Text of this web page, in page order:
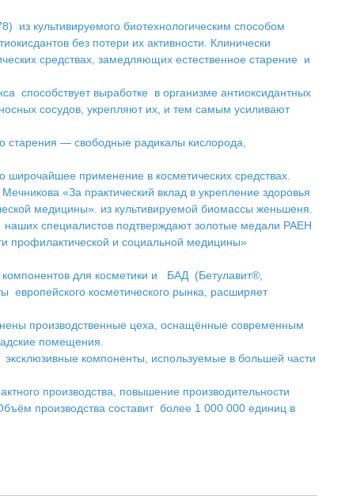
из культивируемого биотехнологическим способом
без потери их активности. Клинически
средствах, замедляющих естественное старение и
способствует выработке в организме антиоксидантных
сосудов, укрепляют их, и тем самым усиливают
старения — свободные радикалы кислорода,
применение в косметических средствах.
«За практический вклад в укрепление здоровья
медицины». из культивируемой биомассы женьшеня.
специалистов подтверждают золотые медали РАЕН
профилактической и социальной медицины»
компонентов для косметики и БАД (Бетулавит®,
косметического рынка, расширяет
производственные цеха, оснащённые современным
помещения.
компоненты, используемые в большей части
производства, повышение производительности
производства составит более 1 000 000 единиц в